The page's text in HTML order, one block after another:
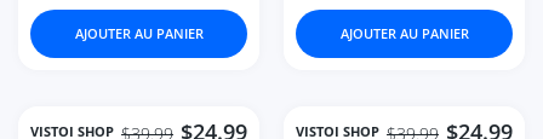
AJOUTER AU PANIER AJOUTER AU PANIER
VISTOI SHOP $24.99
$39.99 VISTOI SHOP $24.99
$39.99